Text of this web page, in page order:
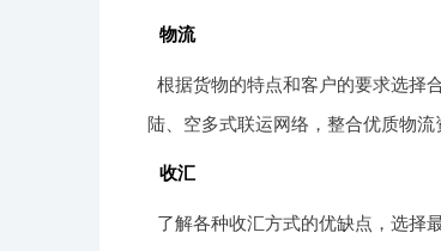
物流
根据货物的特点和客户的要求选择
陆、空多式联运网络，整合优质物流
收汇
了解各种收汇方式的优缺点，选择